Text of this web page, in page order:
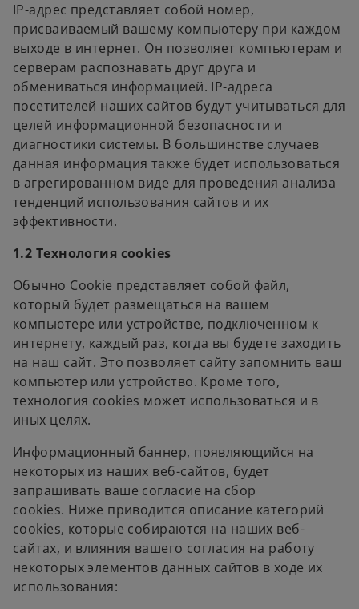
IP-адрес представляет собой номер,
присваиваемый вашему компьютеру при каждом
выходе в интернет. Он позволяет компьютерам и
серверам распознавать друг друга и
обмениваться информацией. IP-адреса
посетителей наших сайтов будут учитываться для
целей информационной безопасности и
диагностики системы. В большинстве случаев
данная информация также будет использоваться
в агрегированном виде для проведения анализа
тенденций использования сайтов и их
эффективности.
1.2 Технология cookies
Обычно Cookie представляет собой файл,
который будет размещаться на вашем
компьютере или устройстве, подключенном к
интернету, каждый раз, когда вы будете заходить
на наш сайт. Это позволяет сайту запомнить ваш
компьютер или устройство. Кроме того,
технология cookies может использоваться и в
иных целях.
Информационный баннер, появляющийся на
некоторых из наших веб-сайтов, будет
запрашивать ваше согласие на сбор
cookies. Ниже приводится описание категорий
cookies, которые собираются на наших веб-
сайтах, и влияния вашего согласия на работу
некоторых элементов данных сайтов в ходе их
использования: